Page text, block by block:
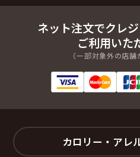
ネット注文でクレ
ご利用いた
（一部対象外の店舗
カロリー・アレ